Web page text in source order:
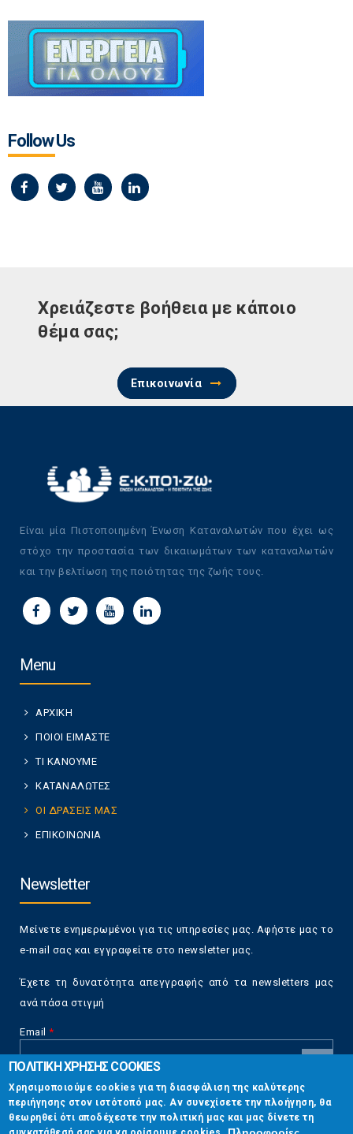
Follow Us
Χρειάζεστε βοήθεια με κάποιο
θέμα σας;
Επικοινωνία
Είναι μία Πιστοποιημένη Ένωση Καταναλωτών που έχει ως
στόχο την προστασία των δικαιωμάτων των καταναλωτών
και την βελτίωση της ποιότητας της ζωής τους.
Menu
ΑΡΧΙΚΗ
ΠΟΙΟΙ ΕΙΜΑΣΤΕ
ΤΙ ΚΑΝΟΥΜΕ
ΚΑΤΑΝΑΛΩΤΕΣ
ΟΙ ΔΡΑΣΕΙΣ ΜΑΣ
ΕΠΙΚΟΙΝΩΝΙΑ
Newsletter
Μείνετε ενημερωμένοι για τις υπηρεσίες μας. Αφήστε μας το
e-mail σας και εγγραφείτε στο newsletter μας.
Έχετε τη δυνατότητα απεγγραφής από τα newsletters μας
ανά πάσα στιγμή
Email *
CAPTCHA
This
question is
for testing
Επικοινωνία
ΠΟΛΙΤΙΚΗ ΧΡΗΣΗΣ COOKIES
Χρησιμοποιούμε cookies για τη διασφάλιση της καλύτερης
περιήγησης στον ιστότοπό μας. Αν συνεχίσετε την πλοήγηση, θα
θεωρηθεί ότι αποδέχεστε την πολιτική μας και μας δίνετε τη